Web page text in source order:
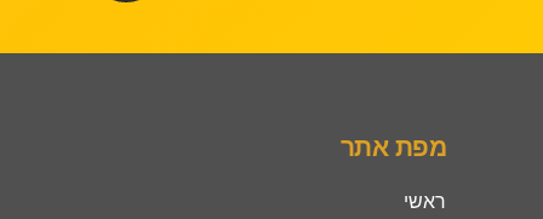
מפת אתר
ראשי